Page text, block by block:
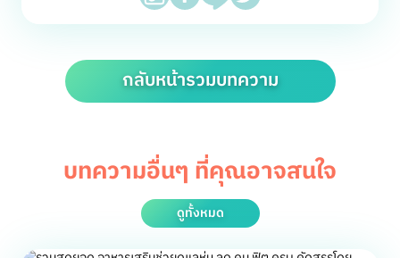
กลับหน้ารวมบทความ
บทความอื่นๆ ที่คุณอาจสนใจ
ดูทั้งหมด